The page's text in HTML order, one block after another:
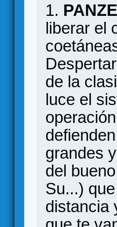
1.
liberar el
de la
luce el
grandes
del
Su...)
distancia